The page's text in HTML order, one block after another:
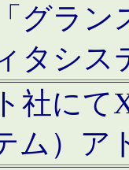
グラン
タシス
社にて
ム）ア